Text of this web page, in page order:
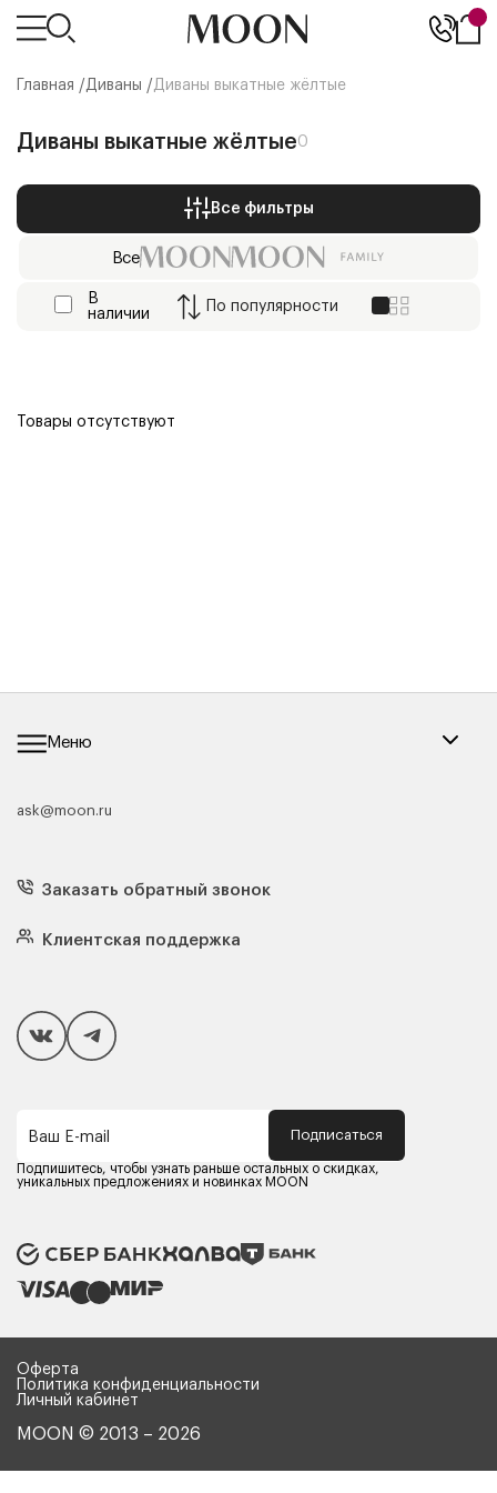
Главная /Диваны /Диваны выкатные жёлтые
Диваны выкатные жёлтые0
Все фильтры
Все
В
наличии
По популярности
Товары отсутствуют
Меню
Каталог мебели
Кресла
Матрасы
Подушки
Чехлы и наматрасники
Покупателям
Способы оплаты
Компания MOON
Оферта
Политика конфиденциальности
Карьера в MOON
ask@moon.ru
Заказать обратный звонок
Клиентская поддержка
Ваш E-mail Подписаться
Подпишитесь, чтобы узнать раньше остальных о скидках,
уникальных предложениях и новинках MOON
MOON © 2013 – 2026
Оферта
Политика конфиденциальности
Личный кабинет